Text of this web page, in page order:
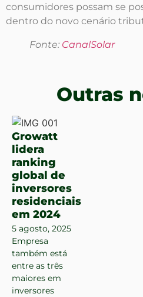
consumidores possam se
dentro do novo cenário
Fonte: CanalSolar
Outras
Growatt
lidera
ranking
global de
inversores
residenciais
em 2024
5 agosto, 2025
Empresa
também está
entre as três
maiores em
inversores